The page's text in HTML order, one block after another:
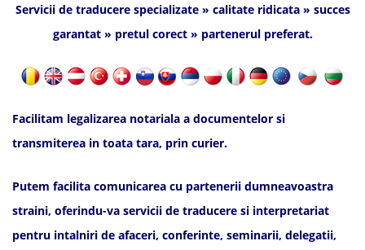
Servicii de traducere specializate » calitate ridicata » succes
garantat » pretul corect » partenerul preferat.
Facilitam legalizarea notariala a documentelor si
transmiterea in toata tara, prin curier.
Putem facilita comunicarea cu partenerii dumneavoastra
straini, oferindu-va servicii de traducere si interpretariat
pentru intalniri de afaceri, conferinte, seminarii, delegatii,